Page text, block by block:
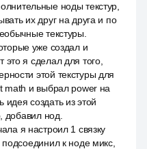
ноды текстур,
их друг на друга и по
текстуры.
уже создал и
я сделал для того,
этой текстуры для
math и выбрал power на
создать из этой
добавил нод.
я настроил 1 связку
к ноде микс,